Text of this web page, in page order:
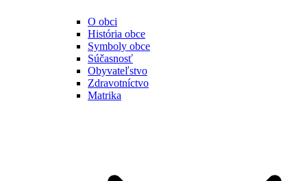
O obci
História obce
Symboly obce
Súčasnosť
Obyvateľstvo
Zdravotníctvo
Matrika